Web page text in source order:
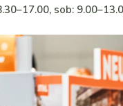
sob: